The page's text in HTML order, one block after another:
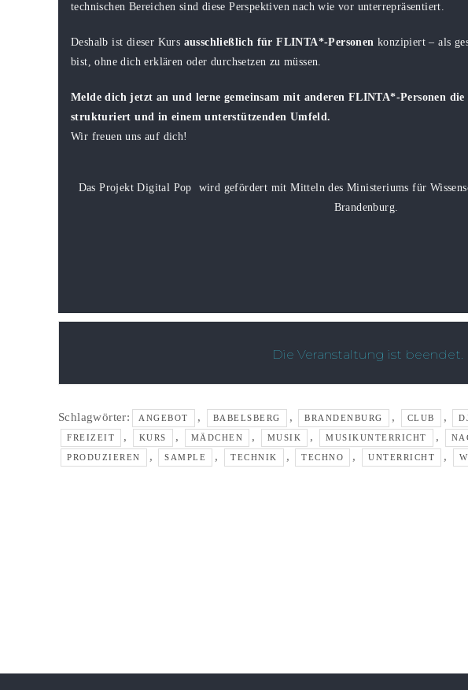
technischen Bereichen sind diese Perspektiven nach wie vor unterrepräsentiert.
Deshalb ist dieser Kurs ausschließlich für FLINTA*-Personen konzipiert – als
bist, ohne dich erklären oder durchsetzen zu müssen.
Melde dich jetzt an und lerne gemeinsam mit anderen FLINTA*-Personen
strukturiert und in einem unterstützenden Umfeld.
Wir freuen uns auf dich!
Das Projekt Digital Pop
wird gefördert mit Mitteln des Ministeriums für
Brandenburg.
Die Veranstaltung ist beendet.
Schlagwörter: ANGEBOT , BABELSBERG , BRANDENBURG , CLUB ,
FREIZEIT , KURS , MÄDCHEN , MUSIK , MUSIKUNTERRICHT ,
PRODUZIEREN , SAMPLE , TECHNIK , TECHNO , UNTERRICHT ,